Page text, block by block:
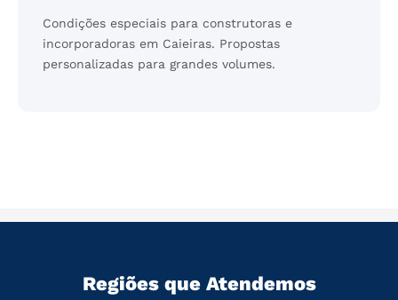
Condições especiais para construtoras e
incorporadoras em Caieiras. Propostas
personalizadas para grandes volumes.
Regiões que Atendemos